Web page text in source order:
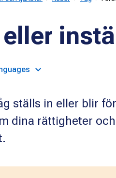
ställs in eller blir
dina rättigheter